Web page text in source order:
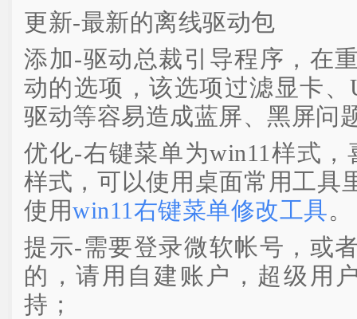
更新-最新的离线驱动包
添加-驱动总裁引导程序，在
动的选项，该选项过滤显卡
驱动等容易造成蓝屏、黑屏问
优化-右键菜单为win11样式，
样式，可以使用桌面常用工具
使用win11右键菜单修改工具。
提示-需要登录微软帐号，或
的，请用自建账户，超级用
持；